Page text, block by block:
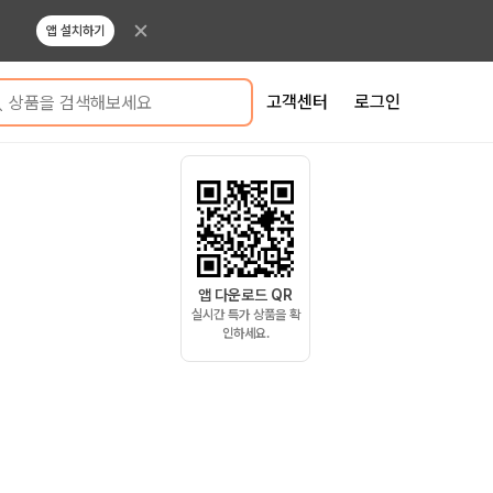
앱 설치하기
상품을 검색해보세요 고객센터 로그인
앱 다운로드 QR
실시간 특가 상품을 확
인하세요.